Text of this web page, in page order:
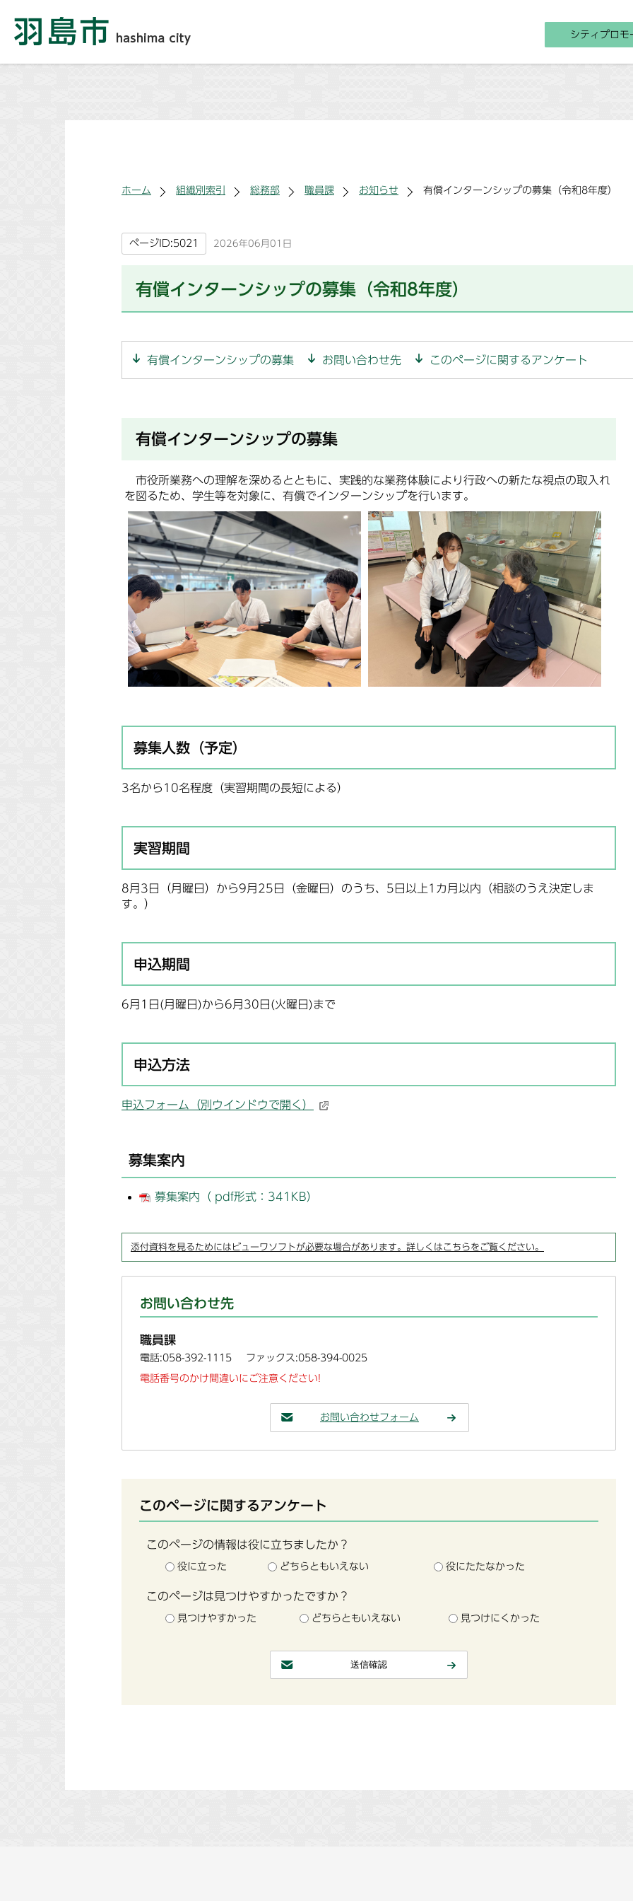
シティプロモ
ホーム 組織別索引 総務部 職員課 お知らせ 有償インターンシップの募集（令和8年度）
ページID:5021 2026年06月01日
有償インターンシップの募集（令和8年度）
有償インターンシップの募集 お問い合わせ先 このページに関するアンケート
有償インターンシップの募集
市役所業務への理解を深めるとともに、実践的な業務体験により行政への新たな視点の取入れ
を図るため、学生等を対象に、有償でインターンシップを行います。
募集人数（予定）
3名から10名程度（実習期間の長短による）
実習期間
8月3日（月曜日）から9月25日（金曜日）のうち、5日以上1カ月以内（相談のうえ決定しま
す。）
申込期間
6月1日(月曜日)から6月30日(火曜日)まで
申込方法
申込フォーム （別ウインドウで開く）
募集案内
募集案内（ pdf形式：341KB）
添付資料を見るためにはビューワソフトが必要な場合があります。詳しくはこちらをご覧ください。
お問い合わせ先
職員課
電話:058-392-1115 ファックス:058-394-0025
電話番号のかけ間違いにご注意ください!
お問い合わせフォーム
このページに関するアンケート
このページの情報は役に立ちましたか？
役に立った どちらともいえない 役にたたなかった
このページは見つけやすかったですか？
見つけやすかった どちらともいえない 見つけにくかった